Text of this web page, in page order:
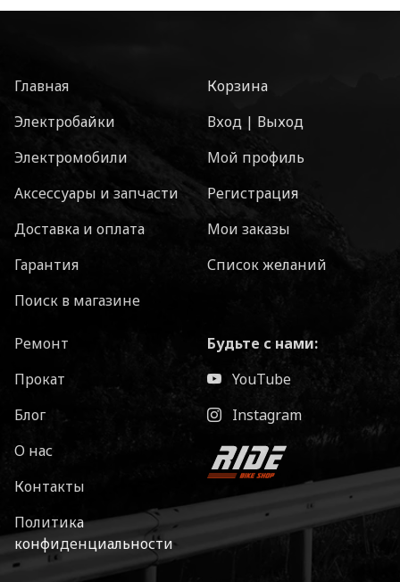
Главная
Электробайки
Электромобили
Аксессуары и запчасти
Доставка и оплата
Гарантия
Поиск в магазине
Корзина
Вход | Выход
Мой профиль
Регистрация
Мои заказы
Список желаний
Ремонт
Прокат
Блог
О нас
Контакты
Политика
конфиденциальности
Будьте с нами:
YouTube
Instagram